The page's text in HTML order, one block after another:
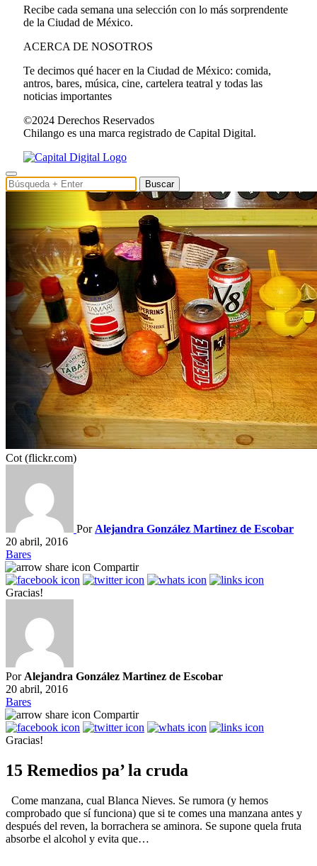
Recibe cada semana una selección con lo más sorprendente
de la Ciudad de México.
ACERCA DE NOSOTROS
Te decimos qué hacer en la Ciudad de México: comida,
antros, bares, música, cine, cartelera teatral y todas las
noticias importantes
©2024 Derechos Reservados
Chilango es una marca registrado de Capital Digital.
Buscar
Cot (flickr.com)
Por Alejandra González Martinez de Escobar
20 abril, 2016
Bares
Compartir
Gracias!
Por Alejandra González Martinez de Escobar
20 abril, 2016
Bares
Compartir
Gracias!
15 Remedios pa’ la cruda
Come manzana, cual Blanca Nieves. Se rumora (y hemos
comprobado que sí funciona) que si te comes una manzana antes y
después del reven, la borrachera se aminora. Se supone quela fruta
absorbe el alcohol y evita que…